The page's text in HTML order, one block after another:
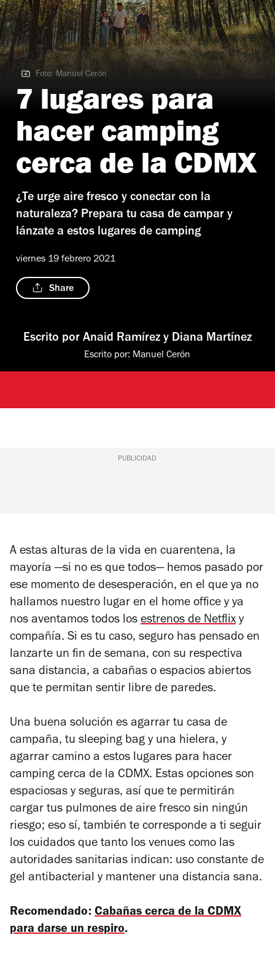
Foto: Manuel Cerón
Foto: Manuel Cerón
7 lugares para
hacer camping
cerca de la CDMX
¿Te urge aire fresco y conectar con la
naturaleza? Prepara tu casa de campar y
lánzate a estos lugares de camping
viernes 19 febrero 2021
Share
Escrito por Anaid Ramírezy Diana Martínez
Escrito por: Manuel Cerón
PUBLICIDAD
A estas alturas de la vida en cuarentena, la
mayoría —si no es que todos— hemos pasado por
ese momento de desesperación, en el que ya no
hallamos nuestro lugar en el home office y ya
nos aventamos todos los estrenos de Netflixy
compañía. Si es tu caso, seguro has pensado en
lanzarte un fin de semana, con su respectiva
sana distancia, a cabañas o espacios abiertos
que te permitan sentir libre de paredes.
Una buena solución es agarrar tu casa de
campaña, tu sleeping bag y una hielera, y
agarrar camino a estos lugares para hacer
camping cerca de la CDMX. Estas opciones son
espaciosas y seguras, así que te permitirán
cargar tus pulmones de aire fresco sin ningún
riesgo; eso sí, también te corresponde a ti seguir
los cuidados que tanto los venues como las
autoridades sanitarias indican: uso constante de
gel antibacterial y mantener una distancia sana.
Recomendado: Cabañas cerca de la CDMX
para darse un respiro.